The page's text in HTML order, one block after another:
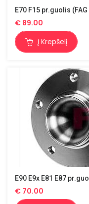
E70 F15 pr.guolis
€ 89.00
Į Krepšelį
E90 E9x E81 E87
€ 70.00